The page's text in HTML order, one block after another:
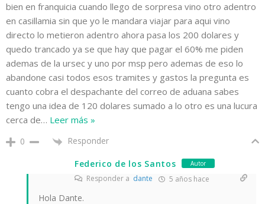
bien en franquicia cuando llego de sorpresa vino otro adentro
en casillamia sin que yo le mandara viajar para aqui vino
directo lo metieron adentro ahora pasa los 200 dolares y
quedo trancado ya se que hay que pagar el 60% me piden
ademas de la ursec y uno por msp pero ademas de eso lo
abandone casi todos esos tramites y gastos la pregunta es
cuanto cobra el despachante del correo de aduana sabes
tengo una idea de 120 dolares sumado a lo otro es una lucura
cerca de… Leer más »
0 Responder
Federico de los Santos Autor
Responder a dante 5 años hace
Hola Dante.